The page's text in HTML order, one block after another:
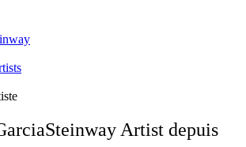
Steinway Artist depuis